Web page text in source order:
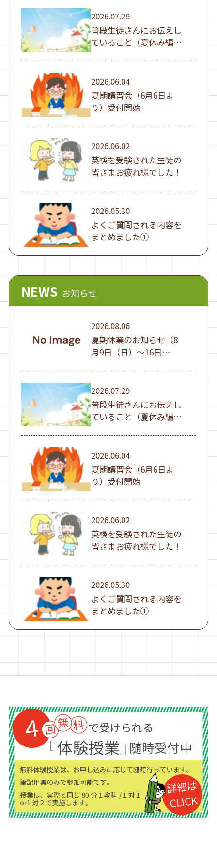
2026.07.29
普段生徒さんにお伝えし
ていること（夏休み編
①）
2026.06.04
夏期講習会（6月6日よ
り）受付開始
2026.06.02
英検を受験された生徒の
皆さまお疲れ様でした！
2026.05.30
よくご質問される内容を
まとめました①
NEWS お知らせ
2026.08.06
夏期休業のお知らせ（8
月9日（日）～16日
2026.07.29
普段生徒さんにお伝えし
ていること（夏休み編
①）
2026.06.04
夏期講習会（6月6日よ
り）受付開始
2026.06.02
英検を受験された生徒の
皆さまお疲れ様でした！
2026.05.30
よくご質問される内容を
まとめました①